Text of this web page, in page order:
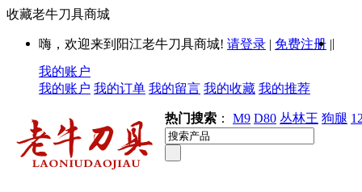
收藏老牛刀具商城
嗨，欢迎来到阳江老牛刀具商城! 请登录 | 免费注册 ||
我的账户
我的账户 我的订单 我的留言 我的收藏 我的推荐
热门搜索 ： M9 D80 丛林王 狗腿